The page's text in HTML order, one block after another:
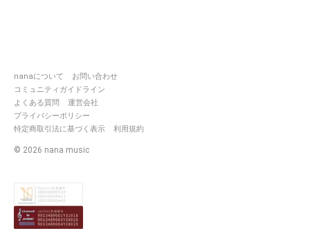
nanaについて
お問い合わせ
コミュニティガイドライン
よくある質問
運営会社
プライバシーポリシー
特定商取引法に基づく表示
利用規約
© 2026 nana music